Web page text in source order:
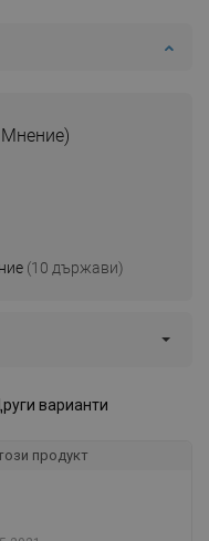
(10 държави)
варианти
продукт